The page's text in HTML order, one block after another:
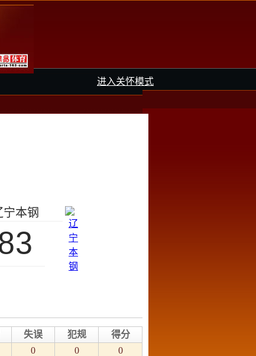
进入关怀模式
宁本钢
失误 犯规
得分
0 0
0